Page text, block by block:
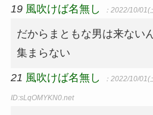
19 風吹けば名無し ：2022/10/
だからまともな男は来ない
集まらない
21 風吹けば名無し ：2022/10/
ID:sLqOMYKN0.net